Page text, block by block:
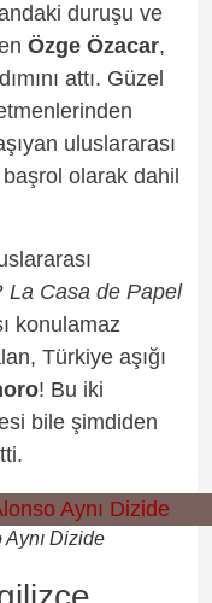
duruşu ve
Özge Özacar,
attı. Güzel
uluslararası
olarak dahil
La Casa de Papel
konulamaz
Türkiye aşığı
! Bu iki
bile şimdiden
Dizide